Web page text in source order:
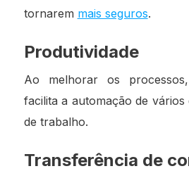
tornarem mais seguros.
Produtividade
Ao melhorar os
facilita a automação de
de trabalho.
Transferência de